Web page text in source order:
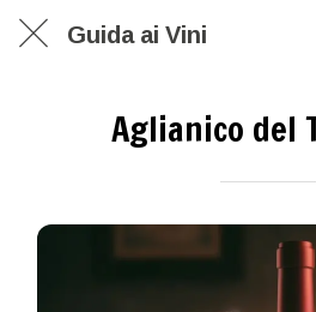
Guida ai Vini
Aglianico del